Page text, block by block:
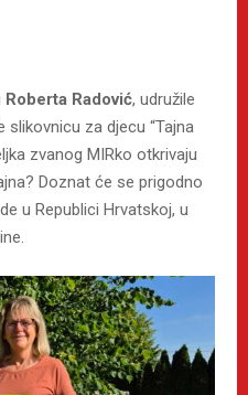
Roberta Radović, udružile
slikovnicu za djecu “Tajna
zvanog MIRko otkrivaju
Doznat će se prigodno
u Republici Hrvatskoj, u